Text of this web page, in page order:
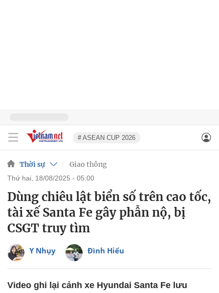
# ASEAN CUP 2026
Thời sự Giao thông
thứ hai, 18/08/2025 - 05:00
Dùng chiêu lật biển số trên cao tốc,
tài xế Santa Fe gây phẫn nộ, bị
CSGT truy tìm
Y Nhụy Đình Hiếu
Video ghi lại cảnh xe Hyundai Santa Fe lưu